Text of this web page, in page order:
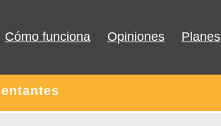
Cómo funciona Opiniones Planes